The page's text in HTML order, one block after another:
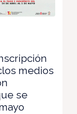
medios
se